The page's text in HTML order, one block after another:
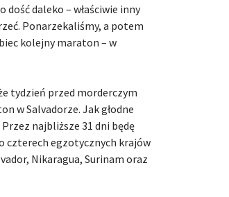
daleko – właściwie inny
Ponarzekaliśmy, a potem
kolejny maraton – w
tydzień przed morderczym
w Salvadorze. Jak głodne
najbliższe 31 dni będę
czterech egzotycznych krajów
Nikaragua, Surinam oraz